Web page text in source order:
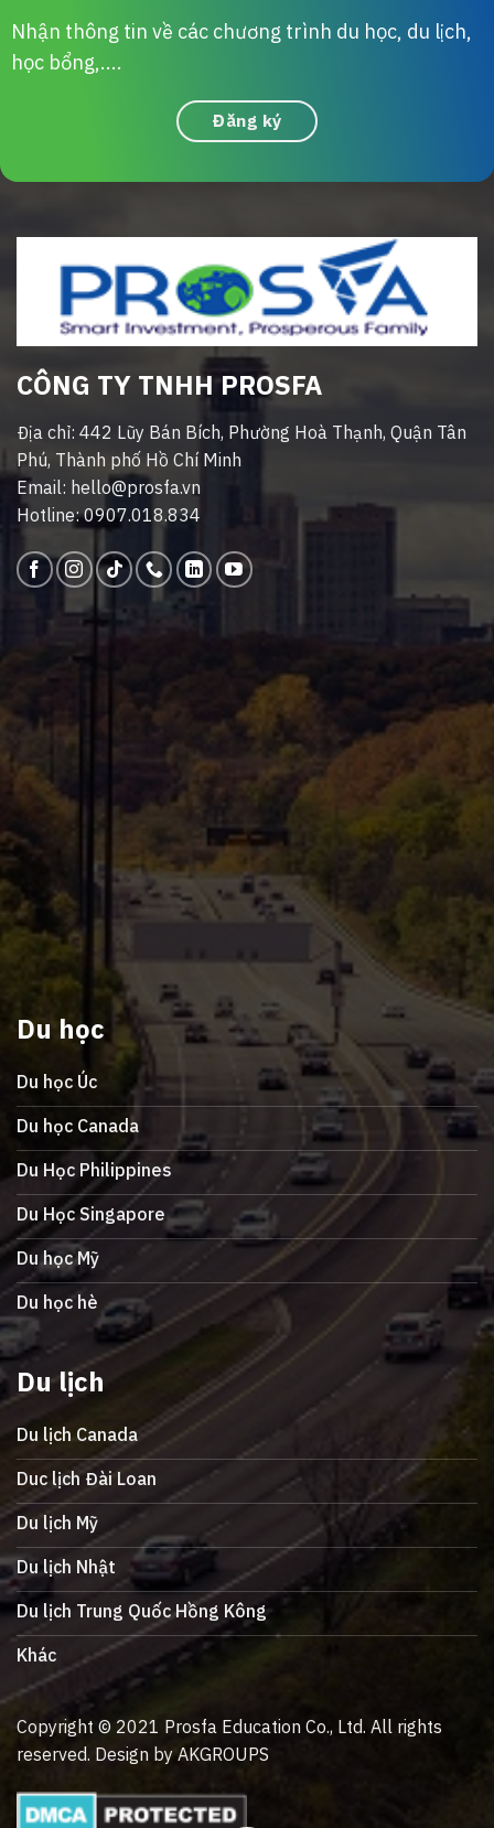
Nhận thông tin về các chương trình du học, du lịch,
học bổng,....
Đăng ký
CÔNG TY TNHH PROSFA
Địa chỉ: 442 Lũy Bán Bích, Phường Hoà Thạnh, Quận Tân
Phú, Thành phố Hồ Chí Minh
Email: hello@prosfa.vn
Hotline: 0907.018.834
Du học
Du học Úc
Du học Canada
Du Học Philippines
Du Học Singapore
Du học Mỹ
Du học hè
Du lịch
Du lịch Canada
Duc lịch Đài Loan
Du lịch Mỹ
Du lịch Nhật
Du lịch Trung Quốc Hồng Kông
Khác
Copyright © 2021 Prosfa Education Co., Ltd. All rights
reserved. Design by AKGROUPS